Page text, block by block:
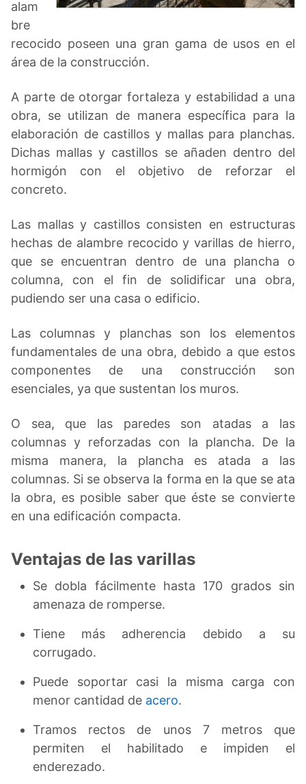
alam
bre
recocido poseen una gran gama de usos en el
área de la construcción.
A parte de otorgar fortaleza y estabilidad a una
obra, se utilizan de manera específica para la
elaboración de castillos y mallas para planchas.
Dichas mallas y castillos se añaden dentro del
hormigón con el objetivo de reforzar el
concreto.
Las mallas y castillos consisten en estructuras
hechas de alambre recocido y varillas de hierro,
que se encuentran dentro de una plancha o
columna, con el fin de solidificar una obra,
pudiendo ser una casa o edificio.
Las columnas y planchas son los elementos
fundamentales de una obra, debido a que estos
componentes de una construcción son
esenciales, ya que sustentan los muros.
O sea, que las paredes son atadas a las
columnas y reforzadas con la plancha. De la
misma manera, la plancha es atada a las
columnas. Si se observa la forma en la que se ata
la obra, es posible saber que éste se convierte
en una edificación compacta.
Ventajas de las varillas
Se dobla fácilmente hasta 170 grados sin
amenaza de romperse.
Tiene más adherencia debido a su
corrugado.
Puede soportar casi la misma carga con
menor cantidad de acero.
Tramos rectos de unos 7 metros que
permiten el habilitado e impiden el
enderezado.